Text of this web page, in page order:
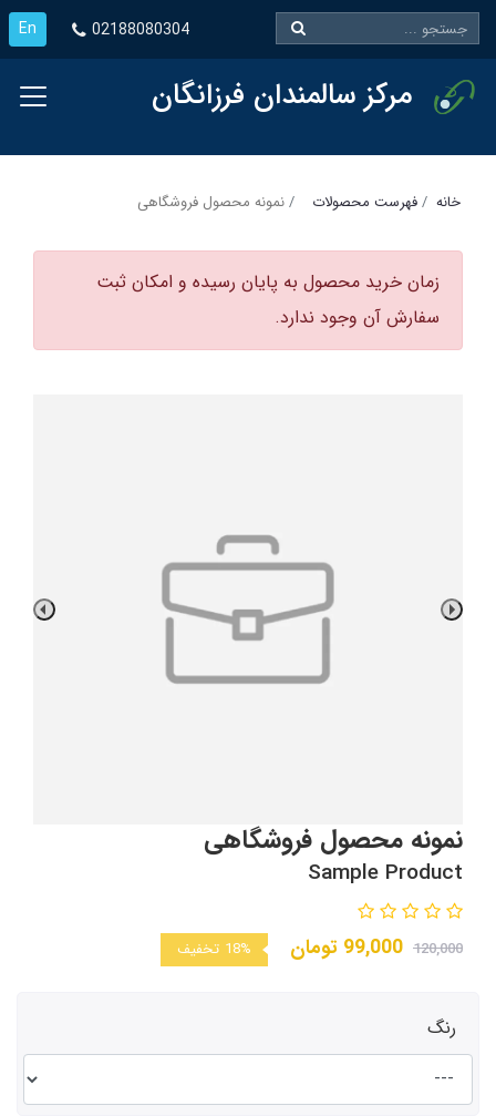
En 02188080304
مرکز سالمندان فرزانگان
خانه فهرست محصولات نمونه محصول فروشگاهی
زمان خرید محصول به پایان رسیده و امکان ثبت
سفارش آن وجود ندارد.
نمونه محصول فروشگاهی
Sample Product
120,000
99,000 تومان 18% تخفیف
رنگ